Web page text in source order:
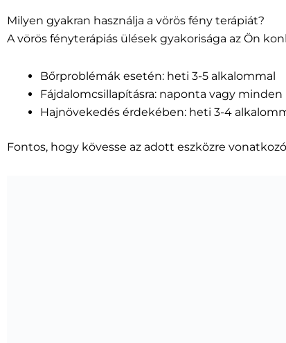
Milyen gyakran használja a vörös fény terápiát?
A vörös fényterápiás ülések gyakorisága az Ön
Bőrproblémák esetén: heti 3-5 alkalommal
Fájdalomcsillapításra: naponta vagy
Hajnövekedés érdekében: heti 3-4
Fontos, hogy kövesse az adott eszközre